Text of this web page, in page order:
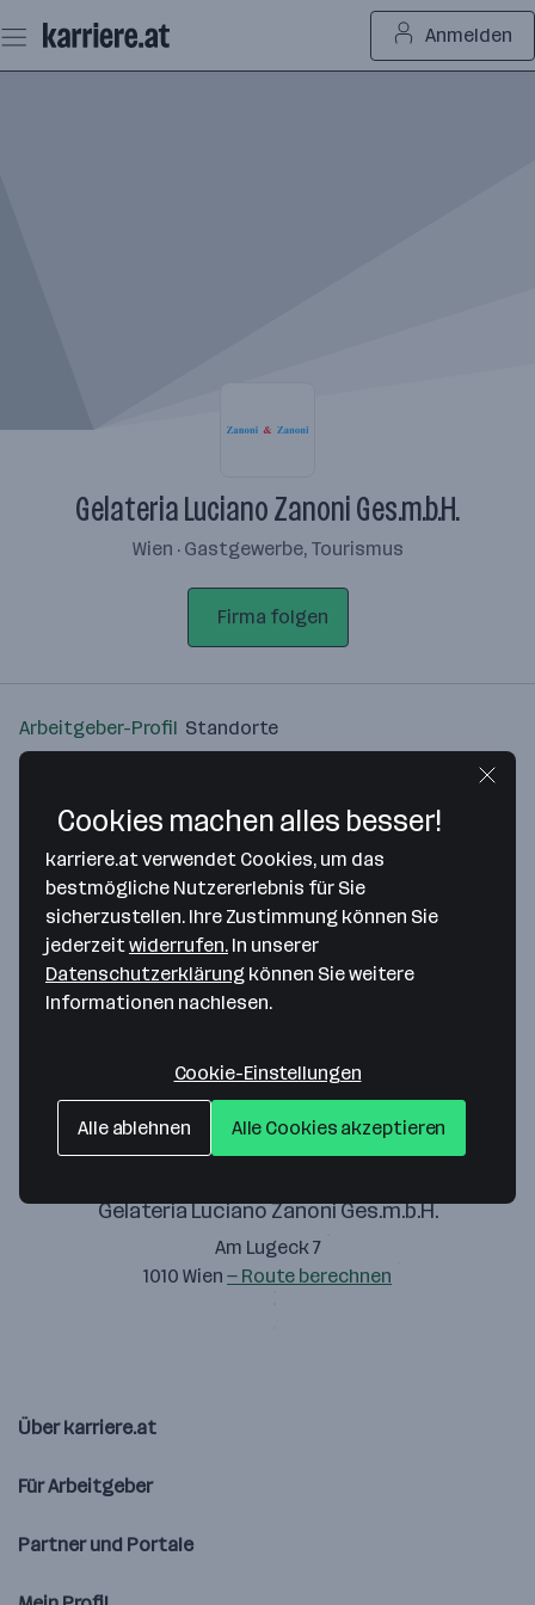
Seiteninhalt
springen
Anmelden
Gelateria Luciano Zanoni Ges.m.b.H.
Wien · Gastgewerbe, Tourismus
Firma folgen
Arbeitgeber-Profil Standorte
Bitte stimme unseren Cookie-
Richtlinien zu, um diese Karte
anzuzeigen.
Gelateria Luciano Zanoni Ges.m.b.H.
Am Lugeck 7
1010 Wien — Route berechnen
Über karriere.at
Für Arbeitgeber
Partner und Portale
Cookies machen alles besser!
karriere.at verwendet Cookies, um das
bestmögliche Nutzererlebnis für Sie
sicherzustellen. Ihre Zustimmung können Sie
jederzeitwiderrufen. In unserer
Datenschutzerklärung können Sie weitere
Informationen nachlesen.
Cookie-Einstellungen
Alle ablehnen Alle Cookies akzeptieren